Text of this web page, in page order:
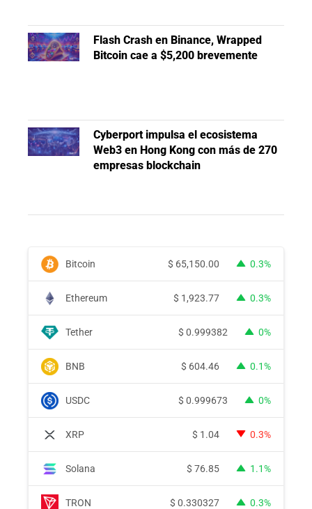
Flash Crash en Binance, Wrapped
Bitcoin cae a $5,200 brevemente
Cyberport impulsa el ecosistema
Web3 en Hong Kong con más de 270
empresas blockchain
Bitcoin $ 65,150.00 0.3%
Ethereum $ 1,923.77 0.3%
Tether $ 0.999382 0%
BNB $ 604.46 0.1%
USDC $ 0.999673 0%
XRP $ 1.04 0.3%
Solana $ 76.85 1.1%
TRON $ 0.330327 0.3%